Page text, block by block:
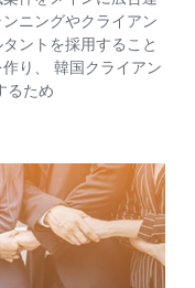
ニングやクライアン
ントを採用すること
り、 韓国クライアン
るため